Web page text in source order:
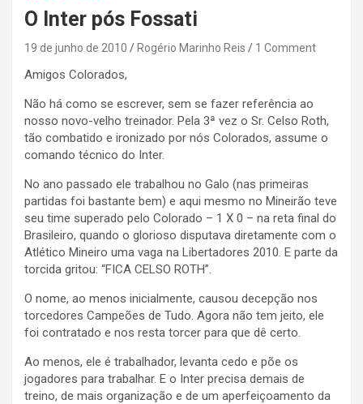
O Inter pós Fossati
19 de junho de 2010 Rogério Marinho Reis 1 Comment
Amigos Colorados,
Não há como se escrever, sem se fazer referência ao
nosso novo-velho treinador. Pela 3ª vez o Sr. Celso Roth,
tão combatido e ironizado por nós Colorados, assume o
comando técnico do Inter.
No ano passado ele trabalhou no Galo (nas primeiras
partidas foi bastante bem) e aqui mesmo no Mineirão teve
seu time superado pelo Colorado – 1 X 0 – na reta final do
Brasileiro, quando o glorioso disputava diretamente com o
Atlético Mineiro uma vaga na Libertadores 2010. E parte da
torcida gritou: “FICA CELSO ROTH”.
O nome, ao menos inicialmente, causou decepção nos
torcedores Campeões de Tudo. Agora não tem jeito, ele
foi contratado e nos resta torcer para que dê certo.
Ao menos, ele é trabalhador, levanta cedo e põe os
jogadores para trabalhar. E o Inter precisa demais de
treino, de mais organização e de um aperfeiçoamento da